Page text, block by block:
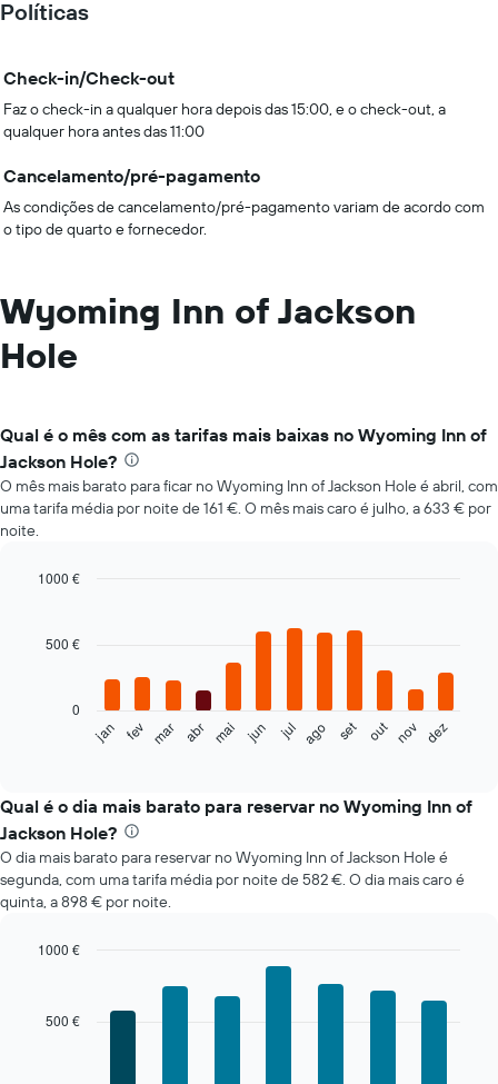
Políticas
Check-in/Check-out
Faz o check-in a qualquer hora depois das 15:00, e o check-out, a
qualquer hora antes das 11:00
Cancelamento/pré-pagamento
As condições de cancelamento/pré-pagamento variam de acordo com
o tipo de quarto e fornecedor.
Wyoming Inn of Jackson
Hole
Qual é o mês com as tarifas mais baixas no Wyoming Inn of
Jackson Hole?
O mês mais barato para ficar no Wyoming Inn of Jackson Hole é abril, com
uma tarifa média por noite de 161 €. O mês mais caro é julho, a 633 € por
noite.
with
o
preço
médio
de
um
quarto
cada
gráfico
apresenta
jan fev mar abr mai jun jul ago set out nov dez
0
500 €
1000 €
Qual é o dia mais barato para reservar no Wyoming Inn of
Jackson Hole?
O dia mais barato para reservar no Wyoming Inn of Jackson Hole é
segunda, com uma tarifa média por noite de 582 €. O dia mais caro é
quinta, a 898 € por noite.
500 €
1000 €